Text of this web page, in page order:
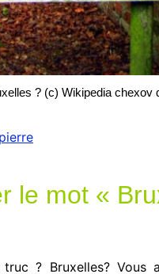
? (c) Wikipedia
pierre
le mot «
? Bruxelles? Vous